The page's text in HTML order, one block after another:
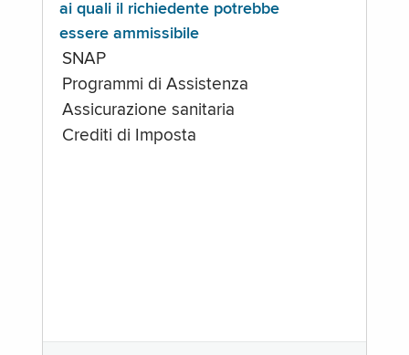
ai quali il richiedente potrebbe
essere ammissibile
SNAP
Programmi di Assistenza
Assicurazione sanitaria
Crediti di Imposta